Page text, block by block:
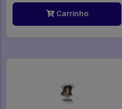
Carrinho